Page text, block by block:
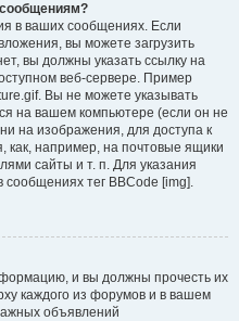
в ваших сообщениях. Если
вы можете загрузить
вы должны указать ссылку на
веб-сервере. Пример
Вы не можете указывать
на вашем компьютере (если он не
на изображения, для доступа к
как, например, на почтовые ящики
сайты и т. п. Для указания
сообщениях тег BBCode [img].
и вы должны прочесть их
каждого из форумов и в вашем
объявлений